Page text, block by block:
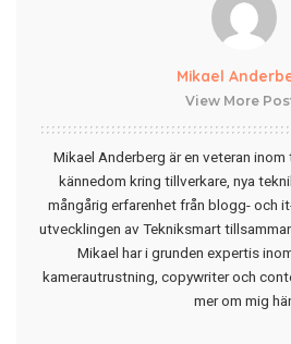
Mikael
View More
Mikael Anderberg är en veteran
kännedom kring tillverkare, nya
mångårig erfarenhet från blogg- och
utvecklingen av Tekniksmart
Mikael har i grunden expertis
kamerautrustning, copywriter och
mer om mig här